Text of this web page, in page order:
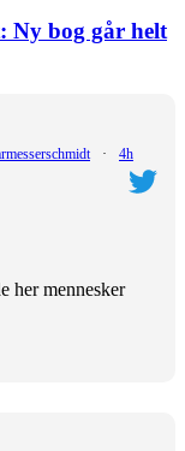
Ny bog går helt
· 4h
her mennesker